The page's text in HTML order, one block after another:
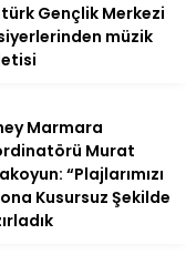
Gençlik Merkezi
müzik
Marmara
Murat
“Plajlarımızı
Kusursuz Şekilde